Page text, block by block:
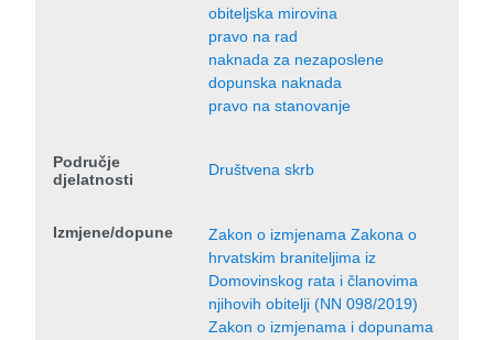
obiteljska mirovina
pravo na rad
naknada za nezaposlene
dopunska naknada
pravo na stanovanje
Područje
djelatnosti
Društvena skrb
Izmjene/dopune
Zakon o izmjenama Zakona o
hrvatskim braniteljima iz
Domovinskog rata i članovima
njihovih obitelji (NN 098/2019)
Zakon o izmjenama i dopunama